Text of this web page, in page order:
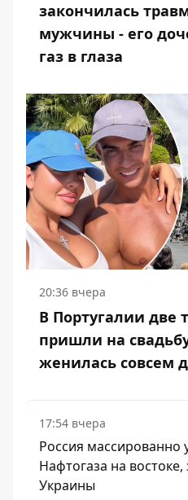
закончилась
мужчины - его
газ в глаза
20:36 вчера
В Португалии две
пришли на
женилась совсем
17:54 вчера
Россия массированно
Нафтогаза на
Украины